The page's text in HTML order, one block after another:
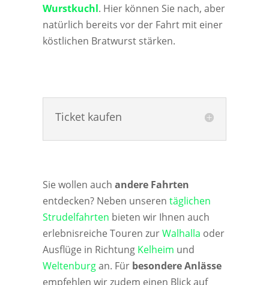
Wurstkuchl. Hier können Sie nach, aber
natürlich bereits vor der Fahrt mit einer
köstlichen Bratwurst stärken.
Ticket kaufen
Sie wollen auch andere Fahrten
entdecken? Neben unseren täglichen
Strudelfahrten bieten wir Ihnen auch
erlebnisreiche Touren zurWalhalla oder
Ausflüge in Richtung Kelheim und
Weltenburgan. Für besondere Anlässe
empfehlen wir zudem einen Blick auf